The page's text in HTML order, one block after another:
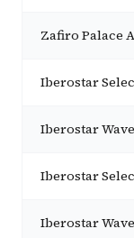
Zafiro Palace
Iberostar
Iberostar
Iberostar
Iberostar